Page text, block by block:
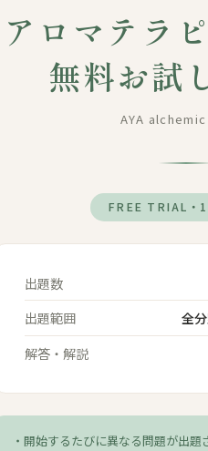
アロマテラ
無料お試
AYA
FREE TRIAL・
出題数
出題範囲
全
解答・解説
・開始するたびに異なる問題が出題